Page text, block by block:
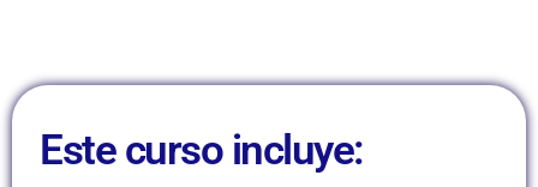
Este curso incluye: